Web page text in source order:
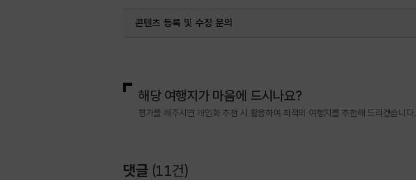
콘텐츠 등록 및 수정 문의
해당 여행지가 마음에 드시나요?
평가를 해주시면 개인화 추천 시 활용하여 최적의 여행지를 추천해 드리겠습니다.
댓글 (11건)